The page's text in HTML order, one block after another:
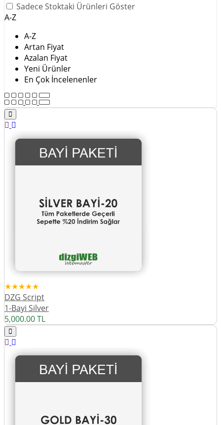
Sadece Stoktaki Ürünleri Göster
A-Z
A-Z
Artan Fiyat
Azalan Fiyat
Yeni Ürünler
En Çok İncelenenler
★★★★★
DZG Script
1-Bayi Silver
5,000.00TL